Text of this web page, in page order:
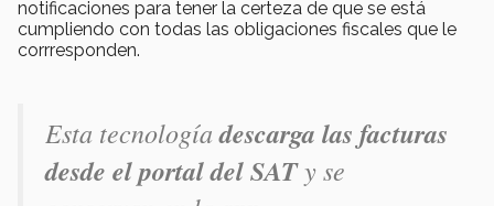
notificaciones para tener la certeza de que se está
cumpliendo con todas las obligaciones fiscales que le
corrresponden.
Esta tecnologíadescarga las facturas
desde el portal del SATy se